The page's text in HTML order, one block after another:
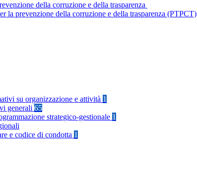
della corruzione e della trasparenza
la prevenzione della corruzione e della trasparenza (PTPCT)
su organizzazione e attività 1
generali 65
strategico-gestionale 1
e codice di condotta 1